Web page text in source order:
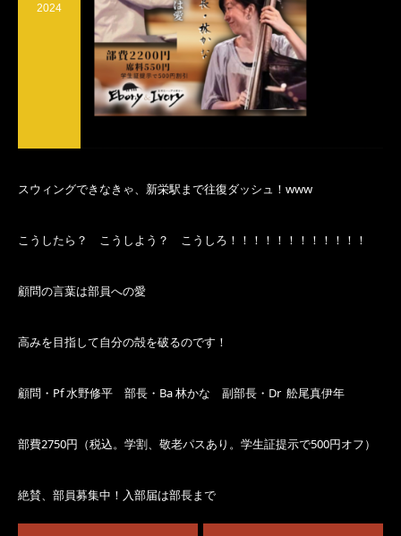
2024
スウィングできなきゃ、新栄駅まで往復ダッシュ！www
こうしたら？ こうしよう？ こうしろ！！！！！！！！！！！！
顧問の言葉は部員への愛
高みを目指して自分の殻を破るのです！
顧問・Pf 水野修平 部長・Ba 林かな 副部長・Dr 舩尾真伊年
部費2750円（税込。学割、敬老パスあり。学生証提示で500円オフ）
絶賛、部員募集中！入部届は部長まで